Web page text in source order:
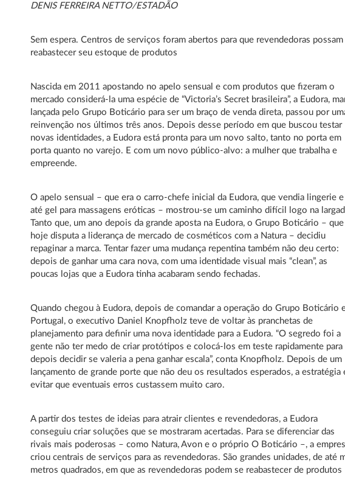
DENIS FERREIRA NETTO/ESTADÃO
Sem espera. Centros de serviços foram abertos para que revendedoras possam
reabastecer seu estoque de produtos
Nascida em 2011 apostando no apelo sensual e com produtos que fizeram o
mercado considerá-la uma espécie de “Victoria’s Secret brasileira”, a Eudora,
lançada pelo Grupo Boticário para ser um braço de venda direta, passou por
reinvenção nos últimos três anos. Depois desse período em que buscou testar
novas identidades, a Eudora está pronta para um novo salto, tanto no porta em
porta quanto no varejo. E com um novo público-alvo: a mulher que trabalha e
empreende.
O apelo sensual – que era o carro-chefe inicial da Eudora, que vendia lingerie e
até gel para massagens eróticas – mostrou-se um caminho difícil logo na
Tanto que, um ano depois da grande aposta na Eudora, o Grupo Boticário – que
hoje disputa a liderança de mercado de cosméticos com a Natura – decidiu
repaginar a marca. Tentar fazer uma mudança repentina também não deu certo:
depois de ganhar uma cara nova, com uma identidade visual mais “clean”, as
poucas lojas que a Eudora tinha acabaram sendo fechadas.
Quando chegou à Eudora, depois de comandar a operação do Grupo Boticário
Portugal, o executivo Daniel Knopfholz teve de voltar às pranchetas de
planejamento para definir uma nova identidade para a Eudora. “O segredo foi a
gente não ter medo de criar protótipos e colocá-los em teste rapidamente para
depois decidir se valeria a pena ganhar escala”, conta Knopfholz. Depois de um
lançamento de grande porte que não deu os resultados esperados, a estratégia
evitar que eventuais erros custassem muito caro.
A partir dos testes de ideias para atrair clientes e revendedoras, a Eudora
conseguiu criar soluções que se mostraram acertadas. Para se diferenciar das
rivais mais poderosas – como Natura, Avon e o próprio O Boticário –, a
criou centrais de serviços para as revendedoras. São grandes unidades, de até
metros quadrados, em que as revendedoras podem se reabastecer de produtos